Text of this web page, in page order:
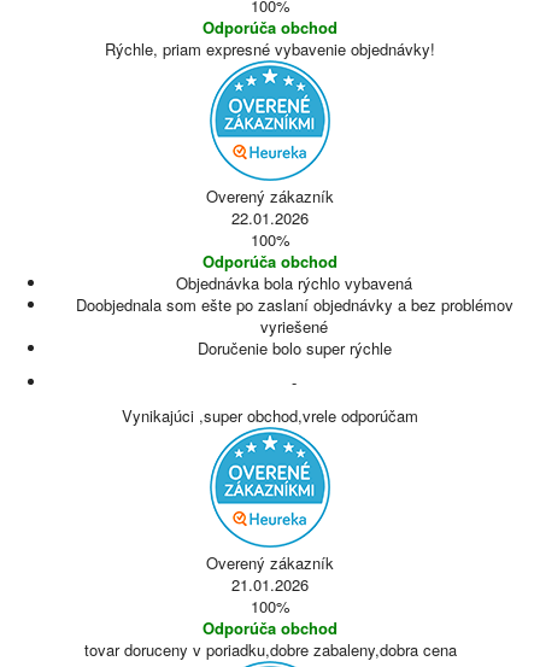
100%
Odporúča obchod
Rýchle, priam expresné vybavenie objednávky!
Overený zákazník
22.01.2026
100%
Odporúča obchod
Objednávka bola rýchlo vybavená
Doobjednala som ešte po zaslaní objednávky a bez problémov
vyriešené
Doručenie bolo super rýchle
-
Vynikajúci ,super obchod,vrele odporúčam
Overený zákazník
21.01.2026
100%
Odporúča obchod
tovar doruceny v poriadku,dobre zabaleny,dobra cena